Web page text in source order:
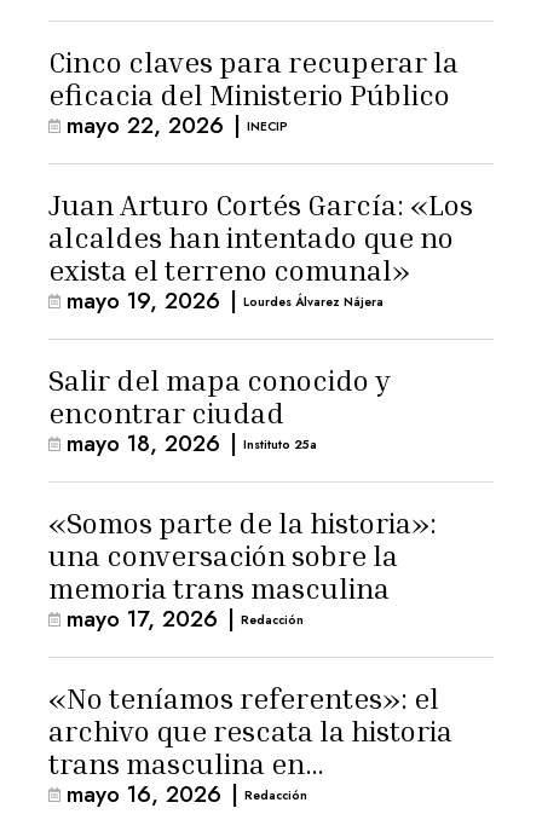
Cinco claves para recuperar la
eficacia del Ministerio Público
mayo 22, 2026 | INECIP
Juan Arturo Cortés García: «Los
alcaldes han intentado que no
exista el terreno comunal»
mayo 19, 2026 | Lourdes Álvarez Nájera
Salir del mapa conocido y
encontrar ciudad
mayo 18, 2026 | Instituto 25a
«Somos parte de la historia»:
una conversación sobre la
memoria trans masculina
mayo 17, 2026 | Redacción
«No teníamos referentes»: el
archivo que rescata la historia
trans masculina en
Latinoamérica
mayo 16, 2026 | Redacción